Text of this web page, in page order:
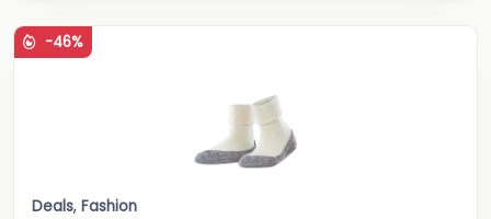
-46%
Deals, Fashion